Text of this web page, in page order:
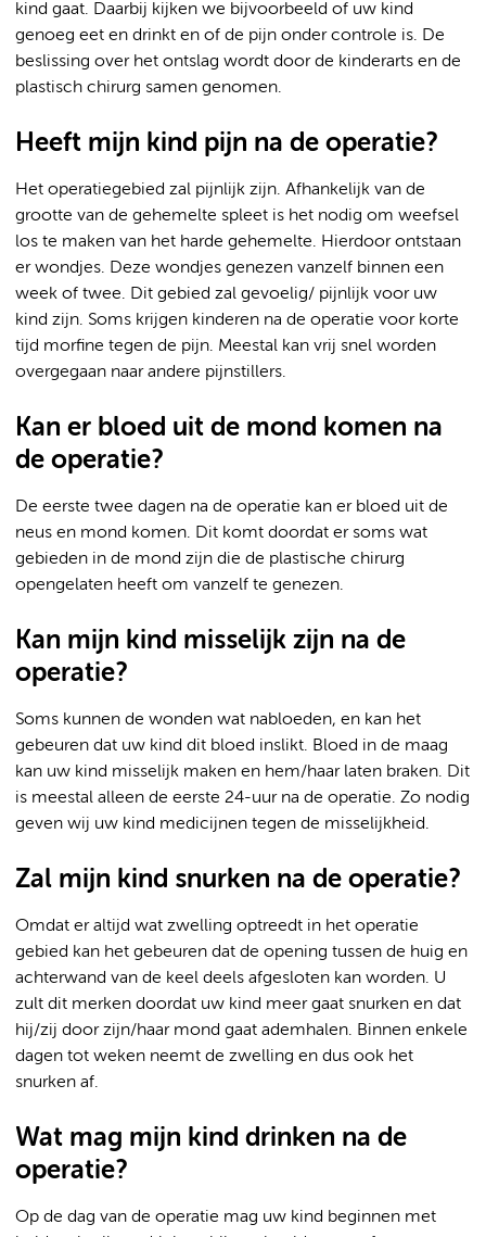
kind gaat. Daarbij kijken we bijvoorbeeld of uw kind
genoeg eet en drinkt en of de pijn onder controle is. De
beslissing over het ontslag wordt door de kinderarts en de
plastisch chirurg samen genomen.
Heeft mijn kind pijn na de operatie?
Het operatiegebied zal pijnlijk zijn. Afhankelijk van de
grootte van de gehemelte spleet is het nodig om weefsel
los te maken van het harde gehemelte. Hierdoor ontstaan
er wondjes. Deze wondjes genezen vanzelf binnen een
week of twee. Dit gebied zal gevoelig/ pijnlijk voor uw
kind zijn. Soms krijgen kinderen na de operatie voor korte
tijd morfine tegen de pijn. Meestal kan vrij snel worden
overgegaan naar andere pijnstillers.
Kan er bloed uit de mond komen na
de operatie?
De eerste twee dagen na de operatie kan er bloed uit de
neus en mond komen. Dit komt doordat er soms wat
gebieden in de mond zijn die de plastische chirurg
opengelaten heeft om vanzelf te genezen.
Kan mijn kind misselijk zijn na de
operatie?
Soms kunnen de wonden wat nabloeden, en kan het
gebeuren dat uw kind dit bloed inslikt. Bloed in de maag
kan uw kind misselijk maken en hem/haar laten braken. Dit
is meestal alleen de eerste 24-uur na de operatie. Zo nodig
geven wij uw kind medicijnen tegen de misselijkheid.
Zal mijn kind snurken na de operatie?
Omdat er altijd wat zwelling optreedt in het operatie
gebied kan het gebeuren dat de opening tussen de huig en
achterwand van de keel deels afgesloten kan worden. U
zult dit merken doordat uw kind meer gaat snurken en dat
hij/zij door zijn/haar mond gaat ademhalen. Binnen enkele
dagen tot weken neemt de zwelling en dus ook het
snurken af.
Wat mag mijn kind drinken na de
operatie?
Op de dag van de operatie mag uw kind beginnen met